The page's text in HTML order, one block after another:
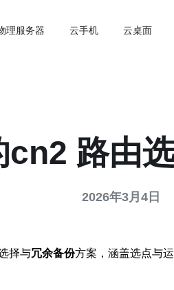
理服务器 云手机 云桌面
路由
2026年3月4日
择与冗余备份方案，涵盖选点与